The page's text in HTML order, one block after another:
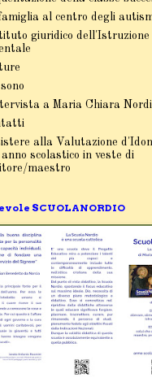
al centro degli
giuridico dell'Istruzione
a Maria Chiara
alla Valutazione
scolastico in veste di
maestro
SCUOLANORDIO